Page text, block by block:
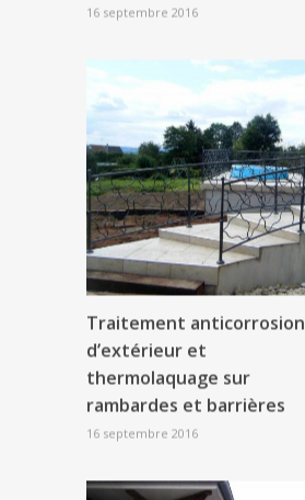
16 septembre 2016
Traitement anticorrosion
d’extérieur et
thermolaquage sur
rambardes et barrières
16 septembre 2016